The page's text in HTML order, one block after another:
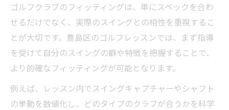
ゴルフクラブのフィッティングは、単にスペックを合わ
せるだけでなく、実際のスイングとの相性を重視するこ
とが大切です。豊島区のゴルフレッスンでは、まず指導
を受けて自分のスイングの癖や特徴を把握することで、
より的確なフィッティングが可能となります。
例えば、レッスン内でスイングキャプチャーやシャフト
の挙動を数値化し、どのタイプのクラブが合うかを科学